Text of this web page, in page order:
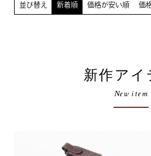
並び替え 新着順 価格が安い順 価
新作アイ
New item